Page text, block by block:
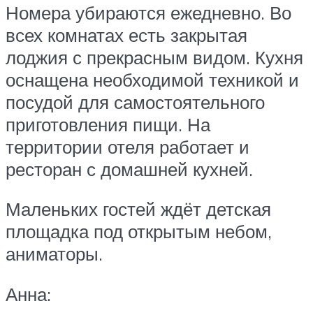
Номера убираются ежедневно. Во
всех комнатах есть закрытая
лоджия с прекрасным видом. Кухня
оснащена необходимой техникой и
посудой для самостоятельного
приготовления пищи. На
территории отеля работает и
ресторан с домашней кухней.
Маленьких гостей ждёт детская
площадка под открытым небом,
аниматоры.
Анна: